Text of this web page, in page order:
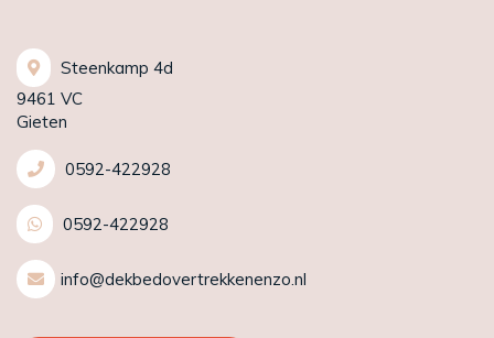
Steenkamp 4d
9461 VC
Gieten
0592-422928
0592-422928
info@dekbedovertrekkenenzo.nl